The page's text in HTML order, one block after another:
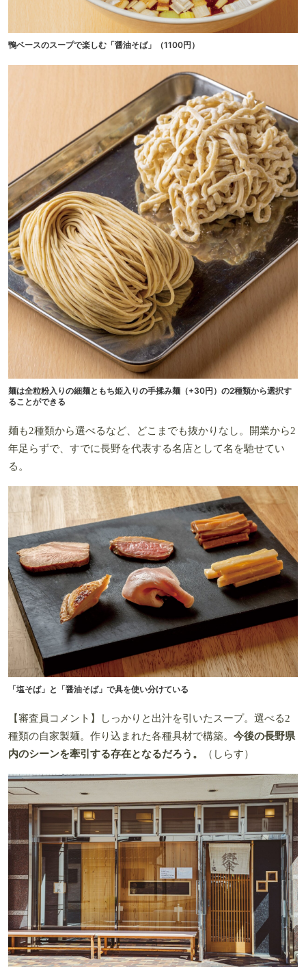
鴨ベースのスープで楽しむ「醤油そば」（1100円）
麺は全粒粉入りの細麺ともち姫入りの手揉み麺（+30円）の2種類から選択す
ることができる
麺も2種類から選べるなど、どこまでも抜かりなし。開業から2
年足らずで、すでに長野を代表する名店として名を馳せてい
る。
「塩そば」と「醤油そば」で具を使い分けている
【審査員コメント】しっかりと出汁を引いたスープ。選べる2
種類の自家製麺。作り込まれた各種具材で構築。 今後の長野県
内のシーンを牽引する存在となるだろう。
（しらす）